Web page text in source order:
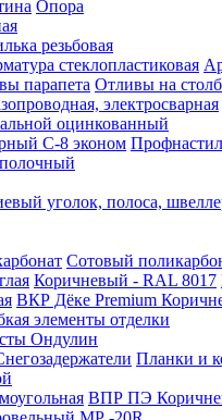
Опора
резьбовая
стеклопластиковая
парапета Отливы на столб
электросварная
оцинкованный
С-8 эконом
уголок, полоса,
Сотовый
Коричневый - RAL 8017
ВКР Дёке Premium
элементы отделки
Ондулин
Планки и
ВПР ПЭ